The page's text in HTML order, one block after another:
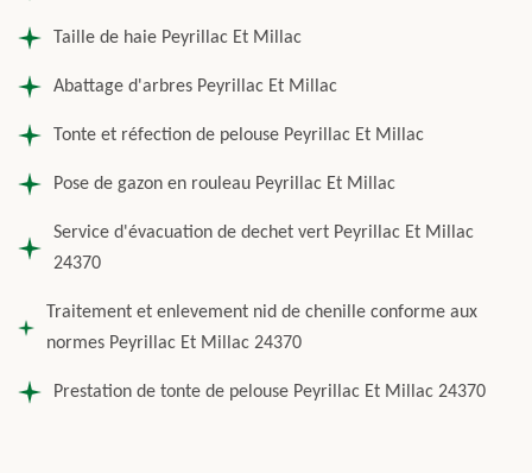
Taille de haie Peyrillac Et Millac
Abattage d'arbres Peyrillac Et Millac
Tonte et réfection de pelouse Peyrillac Et Millac
Pose de gazon en rouleau Peyrillac Et Millac
Service d'évacuation de dechet vert Peyrillac Et Millac
24370
Traitement et enlevement nid de chenille conforme aux
normes Peyrillac Et Millac 24370
Prestation de tonte de pelouse Peyrillac Et Millac 24370